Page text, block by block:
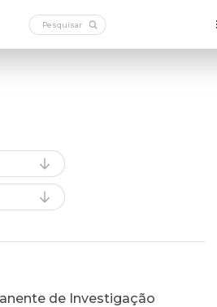
de Investigação